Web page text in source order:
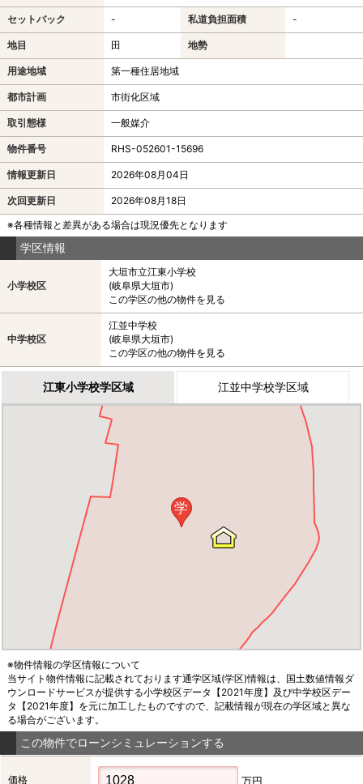
セットバック - 私道負担面積 -
地目 田 地勢
用途地域 第一種住居地域
都市計画 市街化区域
取引態様 一般媒介
物件番号 RHS-052601-15696
情報更新日 2026年08月04日
次回更新日
2026年08月18日
※各種情報と差異がある場合は現況優先となります
学区情報
小学校区
大垣市立江東小学校
(岐阜県大垣市)
この学区の他の物件を見る
中学校区
江並中学校
(岐阜県大垣市)
この学区の他の物件を見る
江東小学校学区域 江並中学校学区域
学
※物件情報の学区情報について
当サイト物件情報に記載されております通学区域(学区)情報は、国土数値情報ダ
ウンロードサービスが提供する小学校区データ【2021年度】及び中学校区デー
タ【2021年度】を元に加工したものですので、記載情報が現在の学区域と異な
る場合がございます。
この物件でローンシミュレーションする
価格 万円